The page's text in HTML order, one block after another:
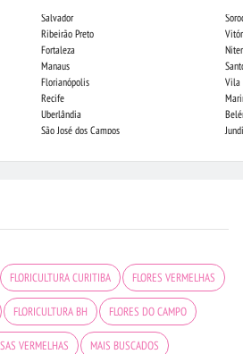
Salvador
Ribeirão Preto
Fortaleza
Manaus
Florianópolis
Recife
Uberlândia
São José dos Campos
Vila
FLORICULTURA CURITIBA FLORES VERMELHAS
FLORICULTURA BH FLORES DO CAMPO
VERMELHAS MAIS BUSCADOS